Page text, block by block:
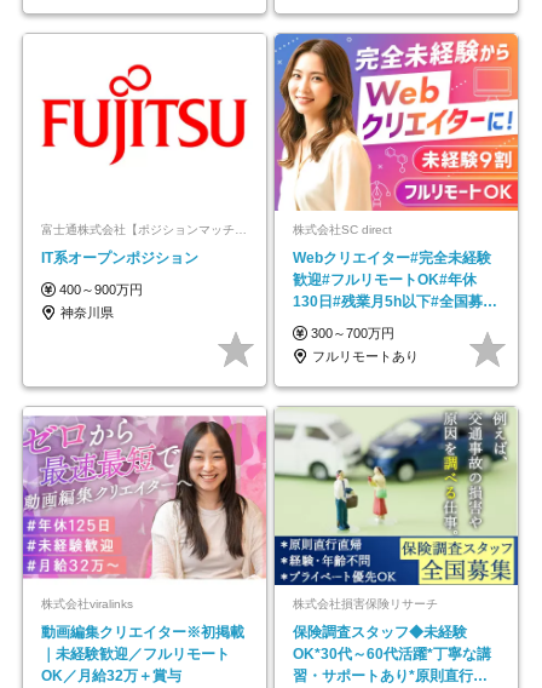
富士通株式会社【ポジションマッチ登録】
IT系オープンポジション
400～900万円
神奈川県
株式会社SC direct
Webクリエイター#完全未経験
歓迎#フルリモートOK#年休
130日#残業月5h以下#全国募集
#最大1年の研修
300～700万円
フルリモートあり
株式会社viralinks
動画編集クリエイター※初掲載
｜未経験歓迎／フルリモート
OK／月給32万＋賞与
株式会社損害保険リサーチ
保険調査スタッフ◆未経験
OK*30代～60代活躍*丁寧な講
習・サポートあり*原則直行直